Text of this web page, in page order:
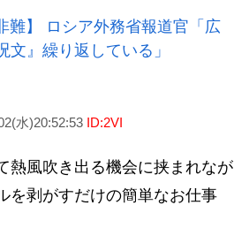
難】 ロシア外務省報道官「広
文』繰り返している」
水)20:52:53 ID:2VI
熱風吹き出る機会に挟まれなが
を剥がすだけの簡単なお仕事